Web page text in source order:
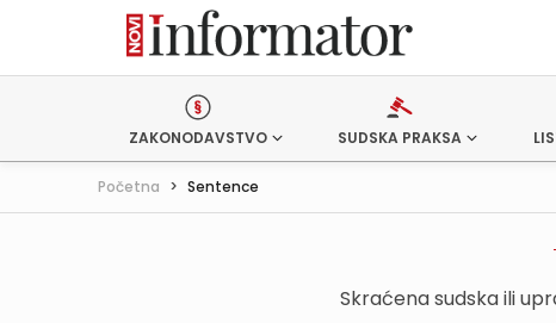
ZAKONODAVSTVO SUDSKA PRAKSA
Početna > Sentence
Skraćena sudska ili